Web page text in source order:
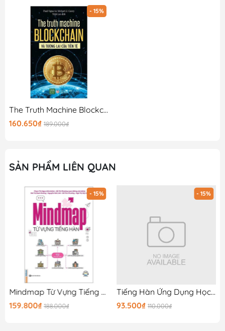
1 cuốn sách quý trên kệ sách của bạn! THÔNG TIN BỔ
SUNG: Công ty phát hành: Tác giả: NXB: Năm xuất bản:
Số trang: Hình thức: Bìa mềm QUYỀN LỢI KHÁCH HÀNG
KHI MUA SÁCH TẠI SHOP GOODA THƯ VIỆN SÁCH QUÝ:
1. Đảm bảo 100% sách gốc bản quyền từ NXB 2. Quy
cách đóng gói cẩn thận, trận trọng từng quyển sách 3.
Xử lí đơn đặt hàng nhanh 4. Chính sách hỗ trợ đổi sách
cho khách hàng thuận tiện khi gặp sự cố
- 15%
The Truth Machine Blockchain Và Tương Lai Của Tiền Tệ
160.650₫ 189.000₫
SẢN PHẨM LIÊN QUAN
- 15%
Mindmap Từ Vựng Tiếng Hàn
159.800₫ 188.000₫
- 15%
Tiếng Hàn Ứng Dụng Học Nhanh Thực Hành Ngay Sơ Cấp 1B
93.500₫ 110.000₫